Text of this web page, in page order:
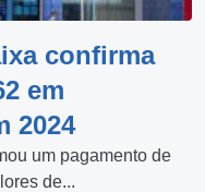
confirma
em
2024
um pagamento de
de...